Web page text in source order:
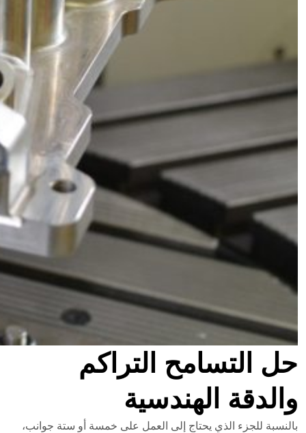
حل التسامح التراكم
والدقة الهندسية
بالنسبة للجزء الذي يحتاج إلى العمل على خمسة أو ستة جوانب،